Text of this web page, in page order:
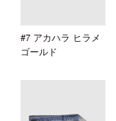
#7 アカハラ ヒラメ
ゴールド